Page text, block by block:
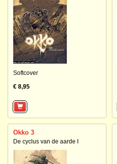
Softcover
€ 8,95
Okko 3
De cyclus van de aarde I